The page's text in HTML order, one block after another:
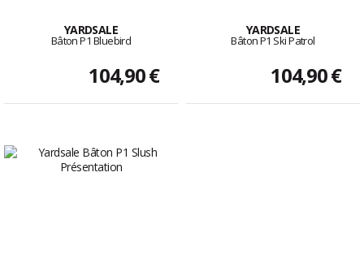
YARDSALE
Bâton P1 Bluebird
104,90 €
YARDSALE
Bâton P1 Ski Patrol
104,90 €